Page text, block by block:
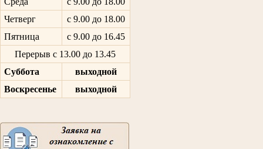
Четверг
с 9.00 до 18.00
Пятница
с 9.00 до 16.45
Перерыв с 13.00 до 13.45
Суббота
выходной
Воскресенье
выходной